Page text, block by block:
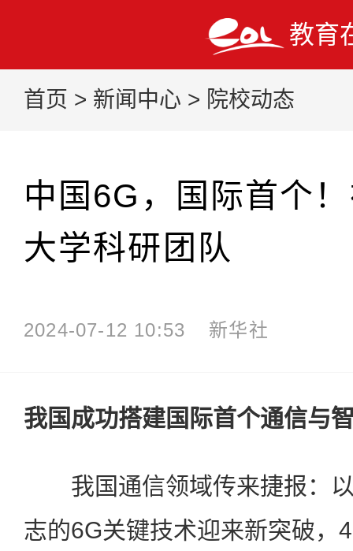
教育
首页 > 新闻中心 > 院校动态
中国6G，国际首个
大学科研团队
2024-07-12 10:53 新华社
我国成功搭建国际首个通信与
我国通信领域传来捷报：以
志的6G关键技术迎来新突破，